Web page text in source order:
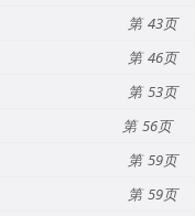
43
46
53
56
59
59